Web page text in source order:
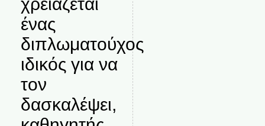
ένας
διπλωματούχος
ιδικός για να
τον
δασκαλέψει,